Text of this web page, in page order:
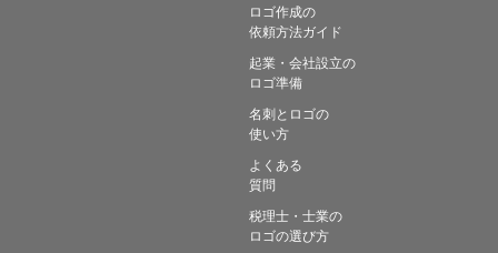
ロゴ作成の
依頼方法ガイド
起業・会社設立の
ロゴ準備
名刺とロゴの
使い方
よくある
質問
税理士・士業の
ロゴの選び方